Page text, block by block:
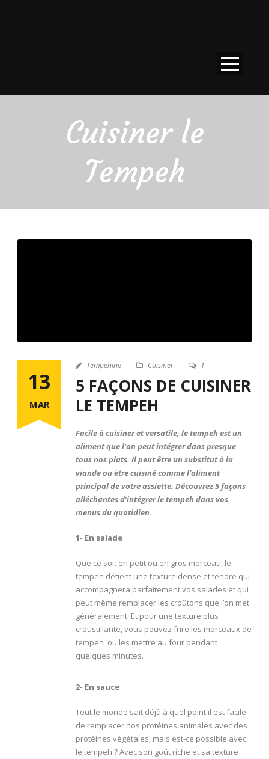
Cuisiner le
Tempeh
13
MAR
Tempehine Cuisiner 1
5 FAÇONS DE CUISINER
LE TEMPEH
Facile à cuisiner et versatile, le tempeh est un
aliment que l’on peut intégrer dans presque
tous nos plats. Il peut être un substitut à la
viande ou être cuisiné comme l’aliment
principal de votre assiette. Découvrez 5 façons
alléchantes d’intégrer le tempeh dans vos
menus du quotidien.
1- En salade
Que ce soit en petit ou en gros morceau, le
tempeh détient une texture dense et tendre qui
accompagnera parfaitement vos salades et qui
peut même remplacer les croûtons que l’on met
généralement. Et pour une texture plus
croustillante, vous pouvez frire les morceaux de
tempeh ou les mettre au four pendant
quelques minutes.
2- En sauce
Tout le monde sait déjà à quel point il est facile
de remplacer nos protéines animales avec des
protéines végétales, mais est-ce possible avec
le tempeh ? Avec son goût riche et sa texture